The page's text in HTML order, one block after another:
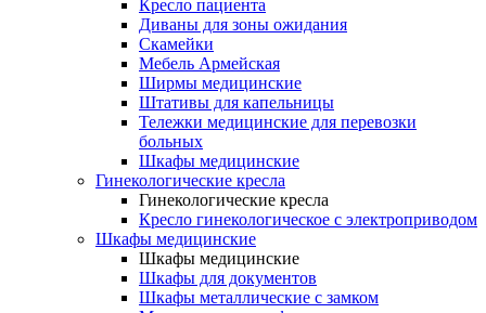
Кресло пациента
Диваны для зоны ожидания
Скамейки
Мебель Армейская
Ширмы медицинские
Штативы для капельницы
Тележки медицинские для перевозки
больных
Шкафы медицинские
Гинекологические кресла
Гинекологические кресла
Кресло гинекологическое с электроприводом
Шкафы медицинские
Шкафы медицинские
Шкафы для документов
Шкафы металлические с замком